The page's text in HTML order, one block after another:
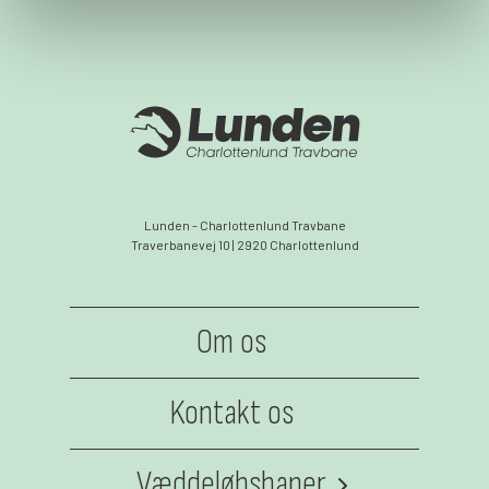
Lunden - Charlottenlund Travbane
Traverbanevej 10 | 2920 Charlottenlund
Om os
Kontakt os